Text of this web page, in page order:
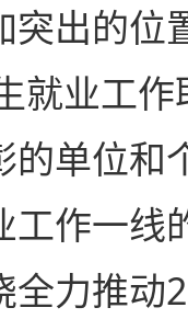
突出的位
就业工
的单位和
工作一线
全力推动